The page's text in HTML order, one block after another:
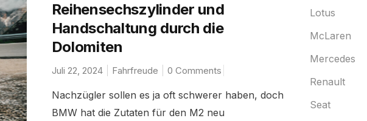
Reihensechszylinder und
Handschaltung durch die
Dolomiten
Juli 22, 2024 Fahrfreude 0 Comments
Nachzügler sollen es ja oft schwerer haben, doch
BMW hat die Zutaten für den M2 neu
Lotus
McLaren
Mercedes
Renault
Seat